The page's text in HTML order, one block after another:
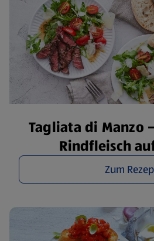
Tagliata di Manzo
Rindfleisch
Zum